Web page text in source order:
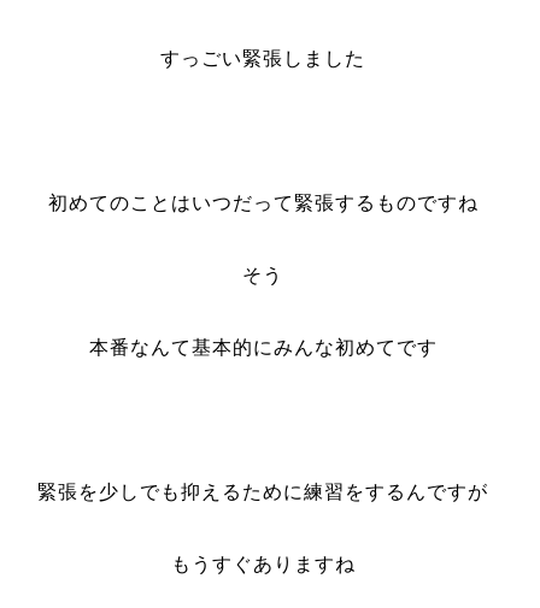
すっごい緊張しました
初めてのことはいつだって緊張するものですね
そう
本番なんて基本的にみんな初めてです
緊張を少しでも抑えるために練習をするんですが
もうすぐありますね